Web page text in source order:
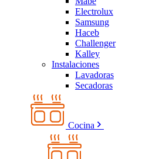
Electrolux
Samsung
Haceb
Challenger
Kalley
Instalaciones
Lavadoras
Secadoras
Cocina